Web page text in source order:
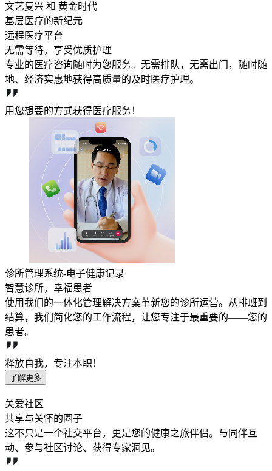
文艺复兴 和 黄金时代
基层医疗的新纪元
远程医疗平台
无需等待，享受优质护理
专业的医疗咨询随时为您服务。无需排队，无需出门，随时随
地、经济实惠地获得高质量的及时医疗护理。
用您想要的方式获得医疗服务！
诊所管理系统-电子健康记录
智慧诊所，幸福患者
使用我们的一体化管理解决方案革新您的诊所运营。从排班到
结算，我们简化您的工作流程，让您专注于最重要的——您的
患者。
释放自我，专注本职！
了解更多
关爱社区
共享与关怀的圈子
这不只是一个社交平台，更是您的健康之旅伴侣。与同伴互
动、参与社区讨论、获得专家洞见。